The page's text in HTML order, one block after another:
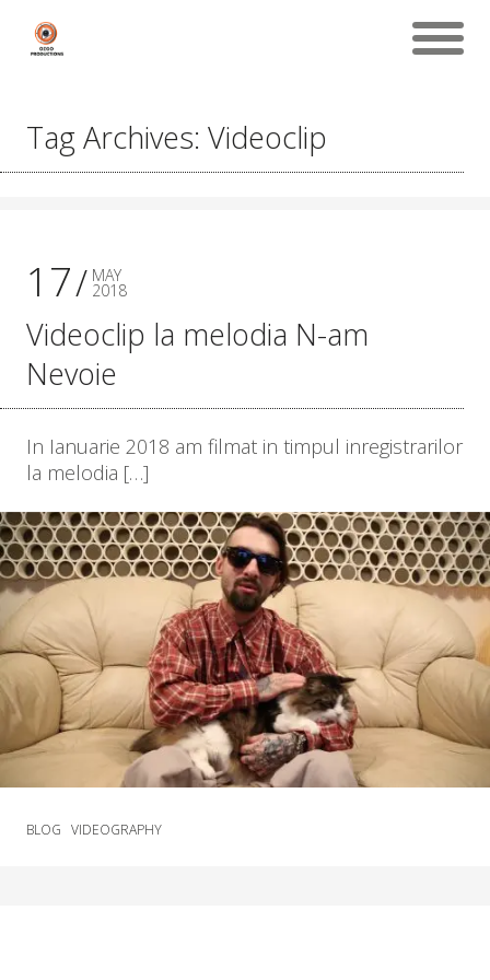
Tag Archives: Videoclip
17 MAY
2018
Videoclip la melodia N-am
Nevoie
In Ianuarie 2018 am filmat in timpul inregistrarilor
la melodia […]
BLOG VIDEOGRAPHY